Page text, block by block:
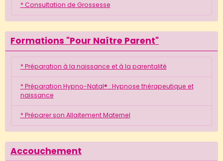
* Consultation de Grossesse
Formations "Pour Naître Parent"
* Préparation à la naissance et à la parentalité
* Préparation Hypno-Natal® : Hypnose thérapeutique et
naissance
* Préparer son Allaitement Maternel
Accouchement